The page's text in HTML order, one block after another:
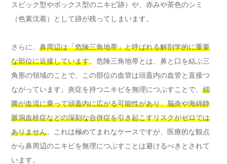
スピック型やボックス型のニキビ跡）や、赤みや茶色のシミ
（色素沈着）として跡が残ってしまいます。
さらに、 鼻周辺は「危険三角地帯」と呼ばれる解剖学的に重要
な部位に近接しています。危険三角地帯とは、鼻と口を結ぶ三
角形の領域のことで、この部位の血管は頭蓋内の血管と直接つ
ながっています。炎症を持つニキビを無理につぶすことで、 細
菌が血流に乗って頭蓋内に広がる可能性があり、脳炎や海綿静
脈洞血栓症などの深刻な合併症を引き起こすリスクがゼロでは
ありません。これは極めてまれなケースですが、医療的な観点
から鼻周辺のニキビを無理につぶすことは避けるべきとされて
います。